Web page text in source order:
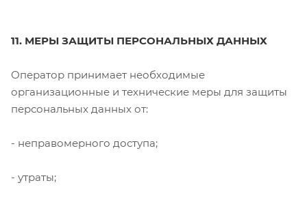
11. МЕРЫ ЗАЩИТЫ ПЕРСОНАЛЬНЫХ ДАННЫХ
Оператор принимает необходимые
организационные и технические меры для защиты
персональных данных от:
- неправомерного доступа;
- утраты;